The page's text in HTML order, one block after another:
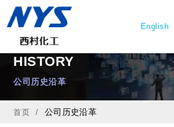
English
HISTORY
公司历史沿革
首页 公司历史沿革